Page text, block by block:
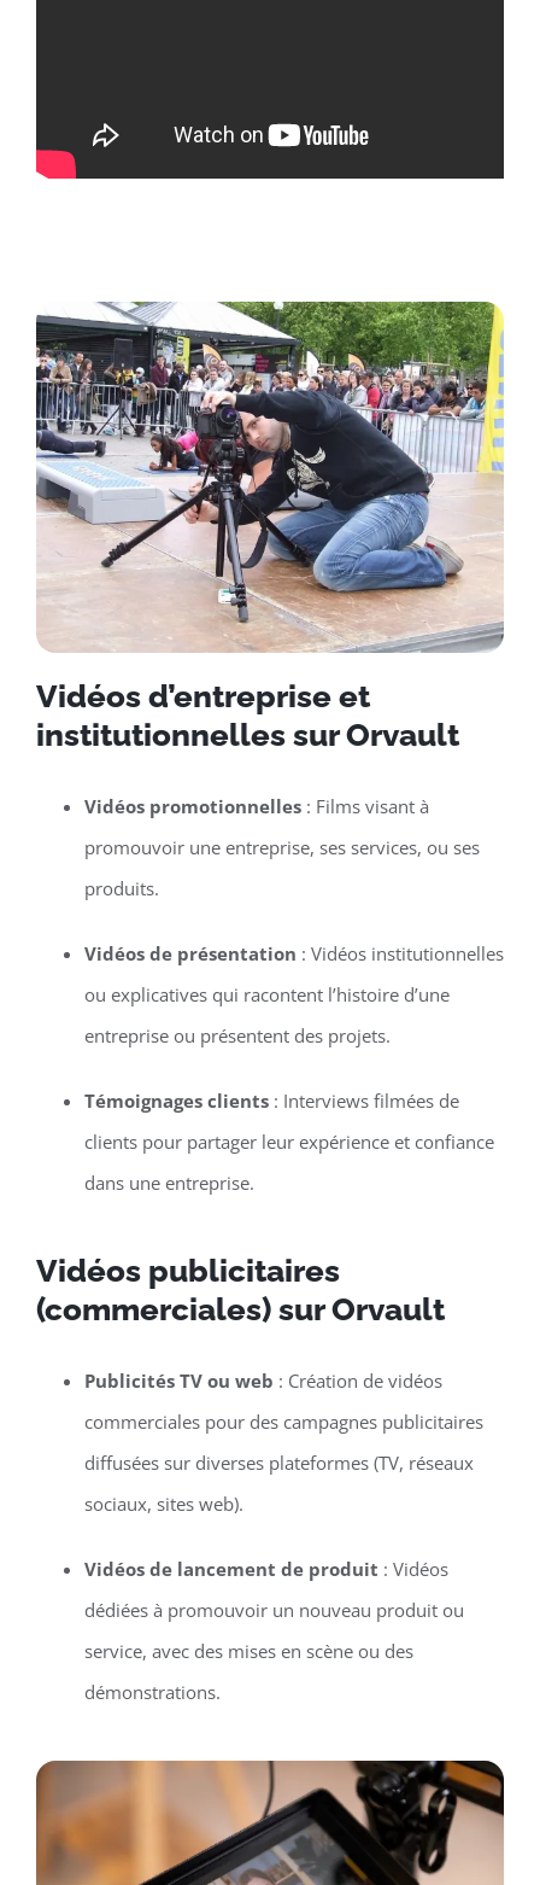
Vidéos d’entreprise et
institutionnelles sur Orvault
Vidéos promotionnelles: Films visant à
promouvoir une entreprise, ses services, ou ses
produits.
Vidéos de présentation : Vidéos institutionnelles
ou explicatives qui racontent l’histoire d’une
entreprise ou présentent des projets.
Témoignages clients: Interviews filmées de
clients pour partager leur expérience et confiance
dans une entreprise.
Vidéos publicitaires
(commerciales) sur Orvault
Publicités TV ou web : Création de vidéos
commerciales pour des campagnes publicitaires
diffusées sur diverses plateformes (TV, réseaux
sociaux, sites web).
Vidéos de lancement de produit : Vidéos
dédiées à promouvoir un nouveau produit ou
service, avec des mises en scène ou des
démonstrations.